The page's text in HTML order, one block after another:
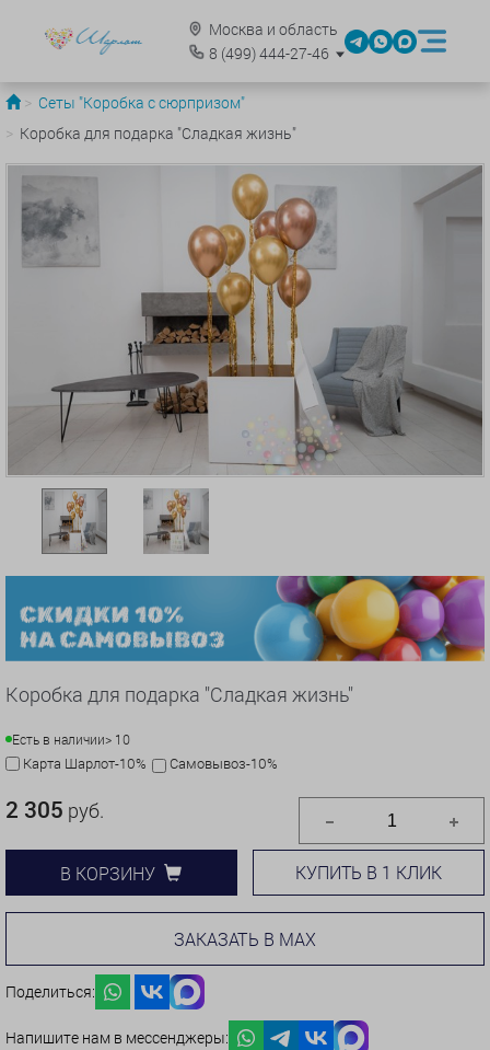
Москва и область
8 (499)444-27-46
Сеты "Коробка с сюрпризом"
Коробка для подарка "Сладкая жизнь"
Коробка для подарка "Сладкая жизнь"
Есть в наличии> 10
Карта Шарлот-10% Самовывоз-10%
2 305 руб.
В КОРЗИНУ КУПИТЬ В 1 КЛИК
ЗАКАЗАТЬ В MAX
Поделиться:
Напишите нам в мессенджеры: